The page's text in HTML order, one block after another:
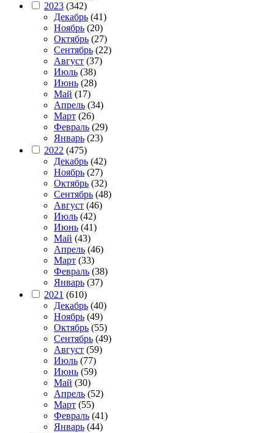
2023 (342)
Декабрь (41)
Ноябрь (20)
Октябрь (27)
Сентябрь (22)
Август (37)
Июль (38)
Июнь (28)
Май (17)
Апрель (34)
Март (26)
Февраль (29)
Январь (23)
2022 (475)
Декабрь (42)
Ноябрь (27)
Октябрь (32)
Сентябрь (48)
Август (46)
Июль (42)
Июнь (41)
Май (43)
Апрель (46)
Март (33)
Февраль (38)
Январь (37)
2021 (610)
Декабрь (40)
Ноябрь (49)
Октябрь (55)
Сентябрь (49)
Август (59)
Июль (77)
Июнь (59)
Май (30)
Апрель (52)
Март (55)
Февраль (41)
Январь (44)